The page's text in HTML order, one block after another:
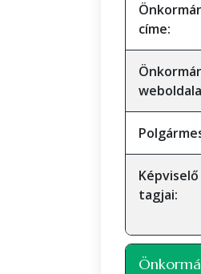
címe:
tagjai: